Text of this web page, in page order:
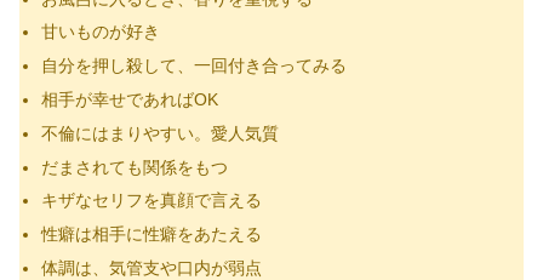
甘いものが好き
自分を押し殺して、一回付き合ってみる
相手が幸せであればOK
不倫にはまりやすい。愛人気質
だまされても関係をもつ
キザなセリフを真顔で言える
性癖は相手に性癖をあたえる
体調は、気管支や口内が弱点